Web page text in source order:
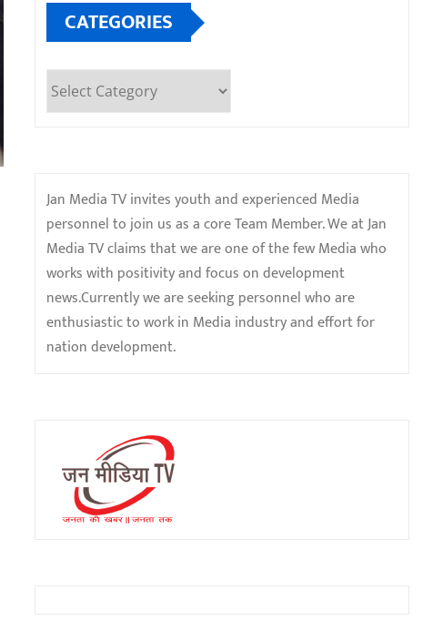
CATEGORIES
Categories
Jan Media TV invites youth and experienced Media
personnel to join us as a core Team Member. We at Jan
Media TV claims that we are one of the few Media who
works with positivity and focus on development
news.Currently we are seeking personnel who are
enthusiastic to work in Media industry and effort for
nation development.